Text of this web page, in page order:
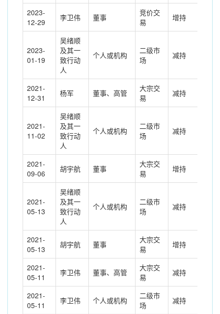
2023-
12-29
李卫伟 董事
竞价交
易
增持
2023-
01-19
吴绪顺
及其一
致行动
人
个人或机构
二级市
场
减持
2021-
12-31
杨军 董事、高管
大宗交
易
减持
2021-
11-02
吴绪顺
及其一
致行动
人
个人或机构
二级市
场
减持
2021-
09-06
胡宇航 董事
大宗交
易
增持
2021-
05-13
吴绪顺
及其一
致行动
人
个人或机构
二级市
场
减持
2021-
05-13
胡宇航 董事
大宗交
易
增持
2021-
05-11
李卫伟 董事、高管
大宗交
易
减持
2021-
05-11
李卫伟 个人或机构
二级市
场
减持